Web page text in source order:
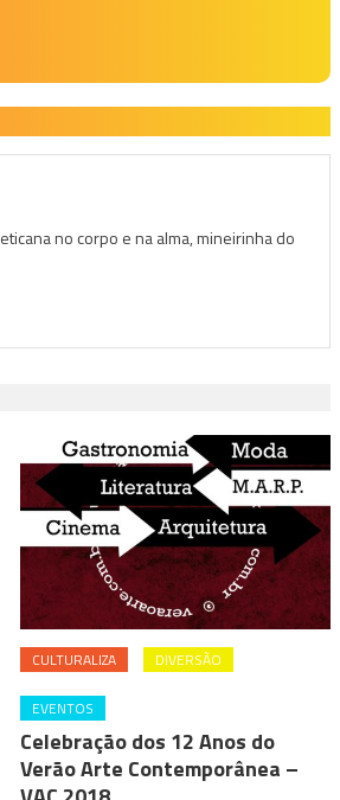
no corpo e na alma, mineirinha do
CULTURALIZA DIVERSÃO
EVENTOS
Celebração dos 12 Anos do
Verão Arte Contemporânea –